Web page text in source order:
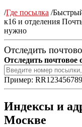
/Где посылка /
к16 и отделения
нужно
Отследить
Отследить почтовое
Пример:
Индексы и
Москве